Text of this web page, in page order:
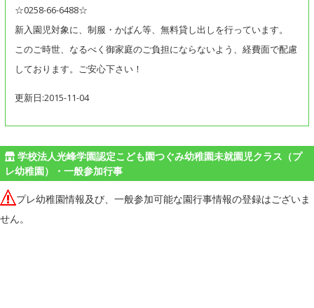
☆0258-66-6488☆
新入園児対象に、制服・かばん等、無料貸し出しを行っています。
このご時世、なるべく御家庭のご負担にならないよう、経費面で配慮
しております。ご安心下さい！
更新日:2015-11-04
学校法人光峰学園認定こども園つぐみ幼稚園未就園児クラス（プ
レ幼稚園）・一般参加行事
プレ幼稚園情報及び、一般参加可能な園行事情報の登録はございま
せん。